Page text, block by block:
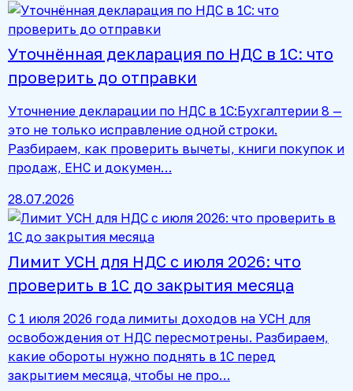
Уточнённая декларация по НДС в 1С: что
проверить до отправки
Уточнение декларации по НДС в 1С:Бухгалтерии 8 —
это не только исправление одной строки.
Разбираем, как проверить вычеты, книги покупок и
продаж, ЕНС и докумен…
28.07.2026
Лимит УСН для НДС с июля 2026: что
проверить в 1С до закрытия месяца
С 1 июля 2026 года лимиты доходов на УСН для
освобождения от НДС пересмотрены. Разбираем,
какие обороты нужно поднять в 1С перед
закрытием месяца, чтобы не про…